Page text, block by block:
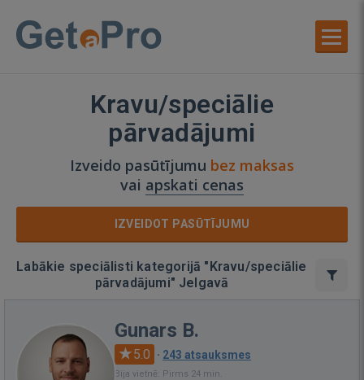
Kravu/speciālie
pārvadājumi
Izveido pasūtījumu bez maksas
vai apskati cenas
IZVEIDOT PASŪTĪJUMU
Labākie speciālisti kategorijā "Kravu/speciālie
pārvadājumi" Jelgavā
Gunars B.
5.0 · 243 atsauksmes
Bija vietnē: Pirms 24 min.